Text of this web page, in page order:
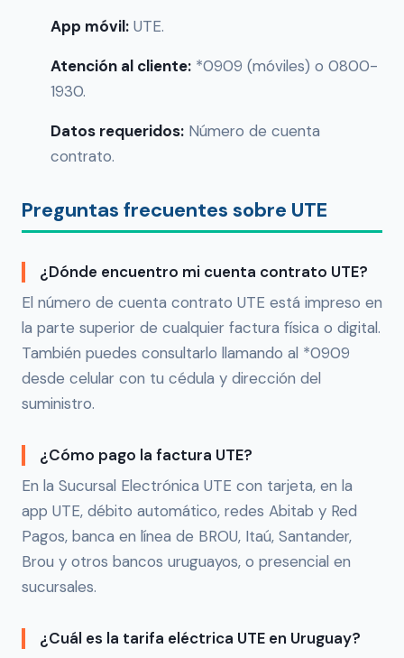
App móvil: UTE.
Atención al cliente: *0909 (móviles) o 0800-
1930.
Datos requeridos: Número de cuenta
contrato.
Preguntas frecuentes sobre UTE
¿Dónde encuentro mi cuenta contrato UTE?
El número de cuenta contrato UTE está impreso en
la parte superior de cualquier factura física o digital.
También puedes consultarlo llamando al *0909
desde celular con tu cédula y dirección del
suministro.
¿Cómo pago la factura UTE?
En la Sucursal Electrónica UTE con tarjeta, en la
app UTE, débito automático, redes Abitab y Red
Pagos, banca en línea de BROU, Itaú, Santander,
Brou y otros bancos uruguayos, o presencial en
sucursales.
¿Cuál es la tarifa eléctrica UTE en Uruguay?